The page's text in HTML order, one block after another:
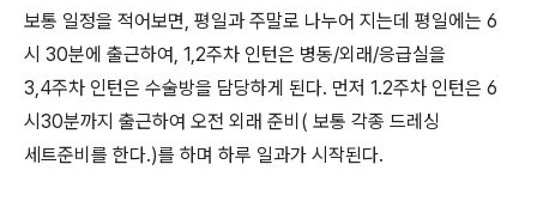
보통 일정을 적어보면, 평일과 주말로 나누어 지는데 평일에는 6
시 30분에 출근하여, 1,2주차 인턴은 병동/외래/응급실을
3,4주차 인턴은 수술방을 담당하게 된다. 먼저 1.2주차 인턴은 6
시30분까지 출근하여 오전 외래 준비( 보통 각종 드레싱
세트준비를 한다.)를 하며 하루 일과가 시작된다.